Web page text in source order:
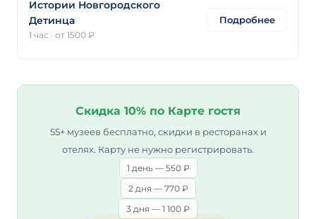
Истории Новгородского
Детинца
1 час · от 1500 ₽
Подробнее
Скидка 10% по Карте гостя
55+ музеев бесплатно, скидки в ресторанах и
отелях. Карту не нужно регистрировать.
1 день — 550 ₽
2 дня — 770 ₽
3 дня — 1 100 ₽